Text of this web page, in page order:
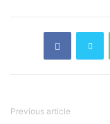
Previous article